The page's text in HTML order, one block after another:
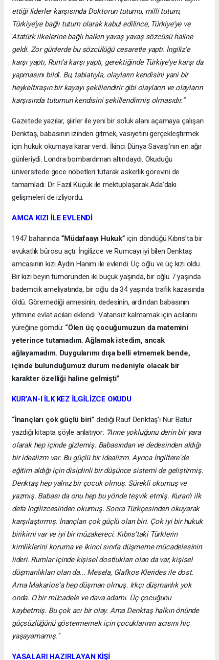
ettiği liderler karşısında Doktorun tutumu, milli tutum,
Türkiye’ye bağlı tutum olarak kabul edilince, Türkiye’ye ve
Atatürk ilkelerine bağlı halkın yavaş yavaş sözcüsü haline
geldi. Zor günlerde bu sözcülüğü cesaretle yaptı. İngiliz’e
karşı yaptı, Rum’a karşı yaptı, gerektiğinde Türkiye’ye karşı da
yapmasını bildi. Bu, tabiatıyla, olayların kendisini yani bir
heykeltıraşın bir kayayı şekillendirir gibi olayların ve olayların
karşısında tutumun kendisini şekillendirmiş olmasıdır.”
Gazetede yazılar, şiirler ile yeni bir soluk alanı açamaya çalışan
Denktaş, babasının izinden gitmek, vasiyetini gerçekleştirmek
için hukuk okumaya karar verdi. İkinci Dünya Savaşı’nın en ağır
günleriydi. Londra bombardıman altındaydı. Okuduğu
üniversitede gece nöbetleri tutarak askerlik görevini de
tamamladı. Dr. Fazıl Küçük ile mektuplaşarak Ada’daki
gelişmeleri de izliyordu.
AMCA KIZI İLE EVLENDİ
1947 baharında “Müdafaayı Hukuk” için döndüğü Kıbrıs’ta bir
avukatlık bürosu açtı. İngilizce ve Rumcayı iyi bilen Denktaş
amcasının kızı Aydın Hanım ile evlendi. Üç oğlu ve üç kızı oldu.
Bir kızı beyin tümöründen iki buçuk yaşında, bir oğlu 7 yaşında
bademcik ameliyatında, bir oğlu da 34 yaşında trafik kazasında
öldü. Göremediği annesinin, dedesinin, ardından babasının
yitimine evlat acıları eklendi. Vatansız kalmamak için acılarını
yüreğine gömdü: “Ölen üç çocuğumuzun da matemini
yeterince tutamadım. Ağlamak istedim, ancak
ağlayamadım. Duygularımı dışa belli etmemek bende,
içinde bulunduğumuz durum nedeniyle olacak bir
karakter özelliği haline gelmişti”
KUR’AN-I İLK KEZ İLGİLİZCE OKUDU
“İnançları çok güçlü biri” dediği Rauf Denktaş’ı Nur Batur
yazdığı kitapta şöyle anlatıyor: “Anne yokluğunu derin bir yara
olarak hep içinde gizlemiş. Babasından ve dedesinden aldığı
bir idealizm var. Bu güçlü bir idealizm. Ayrıca İngiltere'de
eğitim aldığı için disiplinli bir düşünce sistemi de geliştirmiş.
Denktaş hep yalnız bir çocuk olmuş. Sürekli okumuş ve
yazmış. Babası da onu hep bu yönde teşvik etmiş. Kuran'ı ilk
defa İngilizcesinden okumuş. Sonra Türkçesinden okuyarak
karşılaştırmış. İnançları çok güçlü olan biri. Çok iyi bir hukuk
birikimi var ve iyi bir müzakereci. Kıbrıs'taki Türklerin
kimliklerini koruma ve ikinci sınıfa düşmeme mücadelesinin
lideri. Rumlar içinde kişisel dostlukları olan da var, kişisel
düşmanlıkları olan da... Mesela, Glafkos Klerides ile dost.
Ama Makarios'a hep düşman olmuş. Irkçı düşmanlık yok
onda. O bir mücadele ve dava adamı. Üç çocuğunu
kaybetmiş. Bu çok acı bir olay. Ama Denktaş halkın önünde
güçsüzlüğünü göstermemek için çocuklarının acısını hiç
yaşayamamış."
YASALARI HAZIRLAYAN KİŞİ